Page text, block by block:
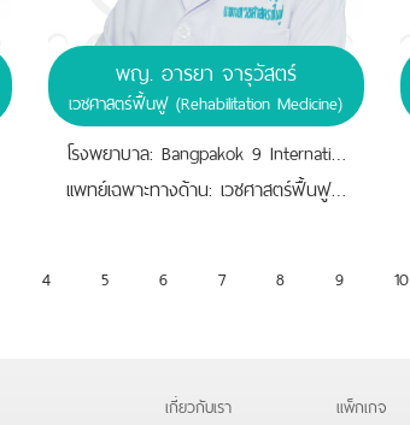
พญ. อารยา จารุวัสตร์
เวชศาสตร์ฟื้นฟู (Rehabilitation Medicine)
โรงพยาบาล: Bangpakok 9 International Hospital
เเพทย์เฉพาะทางด้าน: เวชศาสตร์ฟื้นฟู (Rehabilitation Medicine)
4 5 6 7 8 9 10
เกี่ยวกับเรา
แพ็กเกจ